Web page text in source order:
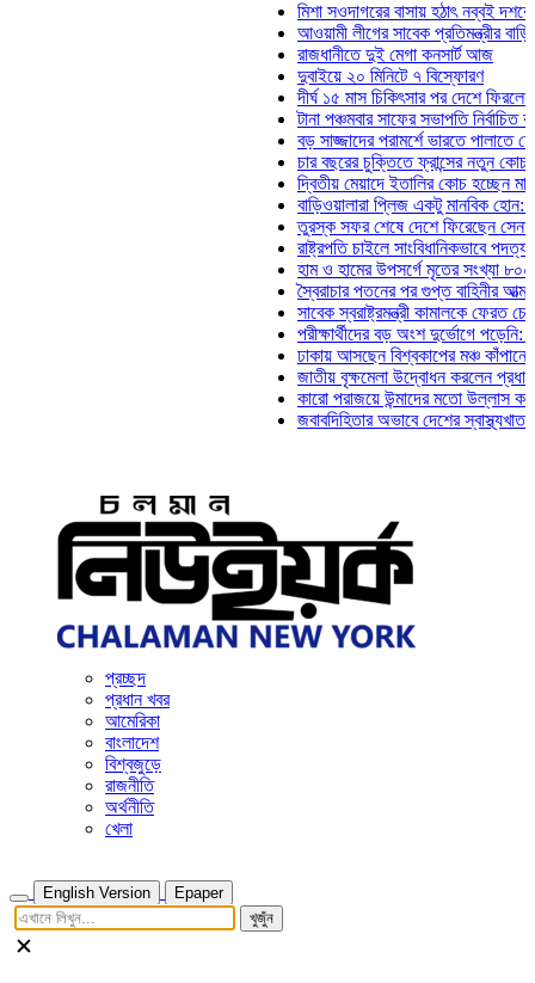
মিশা সওদাগরের বাসায় হঠাৎ নব্বই দশকের তিন
আওয়ামী লীগের সাবেক প্রতিমন্ত্রীর বাড়িতে
রাজধানীতে দুই মেগা কনসার্ট আজ
দুবাইয়ে ২০ মিনিটে ৭ বিস্ফোরণ
দীর্ঘ ১৫ মাস চিকিৎসার পর দেশে ফিরলেন
টানা পঞ্চমবার সাফের সভাপতি নির্বাচিত কাজী
বড় সাজ্জাদের পরামর্শে ভারতে পালাতে
চার বছরের চুক্তিতে ফ্রান্সের নতুন কোচ জিদান
দ্বিতীয় মেয়াদে ইতালির কোচ হচ্ছেন মানচিনি
বাড়িওয়ালারা প্লিজ একটু মানবিক হোন: মনিরা
তুরস্ক সফর শেষে দেশে ফিরেছেন সেনাপ্রধান
রাষ্ট্রপতি চাইলে সাংবিধানিকভাবে পদত্যাগ
হাম ও হামের উপসর্গে মৃতের সংখ্যা ৮০০ ছাড়াল
স্বৈরাচার পতনের পর গুপ্ত বাহিনীর আত্মপ্রকাশ:
সাবেক স্বরাষ্ট্রমন্ত্রী কামালকে ফেরত চেয়ে
পরীক্ষার্থীদের বড় অংশ দুর্ভোগে পড়েনি: ড.
ঢাকায় আসছেন বিশ্বকাপের মঞ্চ কাঁপানো সেই
জাতীয় বৃক্ষমেলা উদ্বোধন করলেন প্রধানমন্ত্রী
কারো পরাজয়ে উন্মাদের মতো উল্লাস করতে হয়
জবাবদিহিতার অভাবে দেশের স্বাস্থ্যখাত নানা
প্রচ্ছদ
প্রধান খবর
আমেরিকা
বাংলাদেশ
বিশ্বজুড়ে
রাজনীতি
অর্থনীতি
খেলা
English Version
Epaper
খুজুঁন